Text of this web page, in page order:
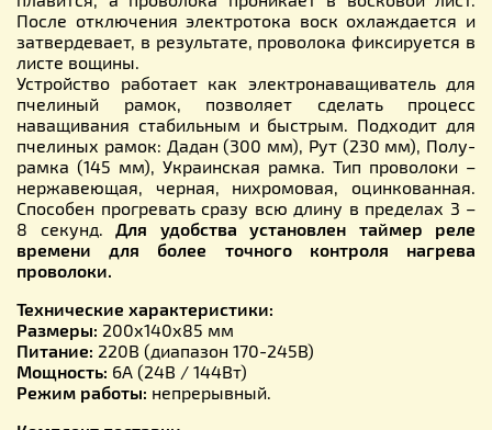
После отключения электротока воск охлаждается и
затвердевает, в результате, проволока фиксируется в
листе вощины.
Устройство работает как электронаващиватель для
пчелиный рамок, позволяет сделать процесс
наващивания стабильным и быстрым. Подходит для
пчелиных рамок: Дадан (300 мм), Рут (230 мм), Полу-
рамка (145 мм), Украинская рамка. Тип проволоки –
нержавеющая, черная, нихромовая, оцинкованная.
Способен прогревать сразу всю длину в пределах 3 –
8 секунд. Для удобства установлен таймер реле
времени для более точного контроля нагрева
проволоки.
Технические характеристики:
Размеры: 200х140х85 мм
Питание: 220В (диапазон 170-245В)
Мощность: 6А (24В / 144Вт)
Режим работы: непрерывный.